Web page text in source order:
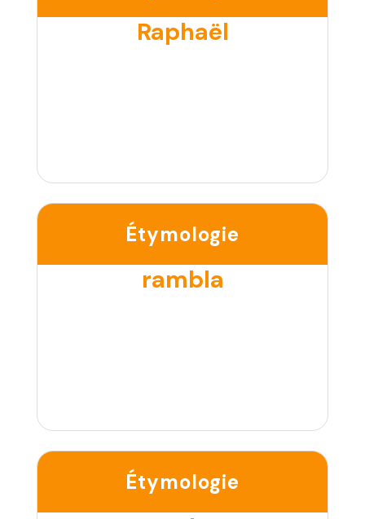
Raphaël
Étymologie
rambla
Étymologie